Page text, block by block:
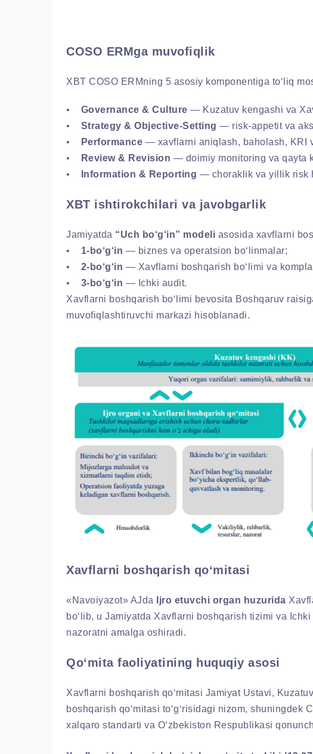
COSO ERMga muvofiqlik
XBT COSO ERMning 5 asosiy komponentiga to‘liq
• Governance & Culture — Kuzatuv kengashi va
• Strategy & Objective-Setting — risk-appetit va
•
Performance — xavflarni aniqlash, baholash, KRI
•
Review & Revision — doimiy monitoring va qayta
•
Information & Reporting — choraklik va yillik risk
XBT ishtirokchilari va javobgarlik
Jamiyatda “Uch bo‘g‘in” modeli asosida xavflarni
• 1-bo‘g‘in — biznes va operatsion bo‘linmalar;
• 2-bo‘g‘in — Xavflarni boshqarish bo‘limi va
• 3-bo‘g‘in — Ichki audit.
Xavflarni boshqarish bo‘limi bevosita Boshqaruv
muvofiqlashtiruvchi markazi hisoblanadi.
Xavflarni boshqarish qo‘mitasi
«Navoiyazot» AJda Ijro etuvchi organ huzurida
bo‘lib, u Jamiyatda Xavflarni boshqarish tizimi va
nazoratni amalga oshiradi.
Qo‘mita faoliyatining huquqiy asosi
Xavflarni boshqarish qo‘mitasi Jamiyat Ustavi,
boshqarish qo‘mitasi to‘g‘risidagi nizom, shuningdek
xalqaro standarti va O‘zbekiston Respublikasi